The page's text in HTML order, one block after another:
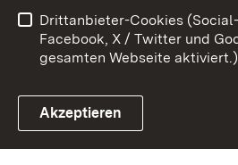
Link zum Landesportal
Impressum
Drittanbieter-Cookies
Facebook, X / Twitter und
gesamten Webseite aktiviert.)
Akzeptieren